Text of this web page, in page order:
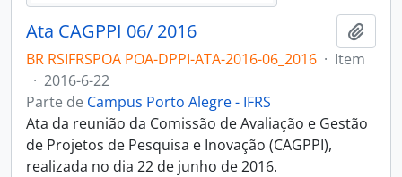
Ata CAGPPI 06/ 2016
BR RSIFRSPOA POA-DPPI-ATA-2016-06_2016 · Item
· 2016-6-22
Parte de Campus Porto Alegre - IFRS
Ata da reunião da Comissão de Avaliação e Gestão
de Projetos de Pesquisa e Inovação (CAGPPI),
realizada no dia 22 de junho de 2016.